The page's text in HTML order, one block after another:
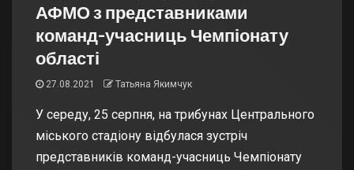
АФМО з представниками
команд-учасниць Чемпіонату
області
27.08.2021 Татьяна Якимчук
У середу, 25 серпня, на трибунах Центрального
міського стадіону відбулася зустріч
представників команд-учасниць Чемпіонату